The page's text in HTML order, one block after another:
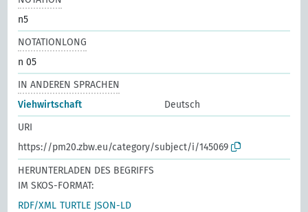
n5
NOTATIONLONG
n 05
IN ANDEREN SPRACHEN
Viehwirtschaft
Deutsch
URI
https://pm20.zbw.eu/category/subject/i/145069
HERUNTERLADEN DES BEGRIFFS
IM SKOS-FORMAT:
RDF/XML TURTLE JSON-LD